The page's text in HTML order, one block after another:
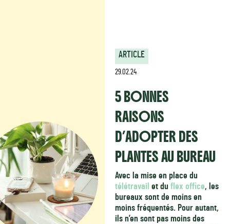
ARTICLE
29.02.24
5 BONNES
RAISONS
D’ADOPTER DES
PLANTES AU BUREAU
Avec la mise en place du
télétravail et du flex office, les
bureaux sont de moins en
moins fréquentés. Pour autant,
ils n’en sont pas moins des